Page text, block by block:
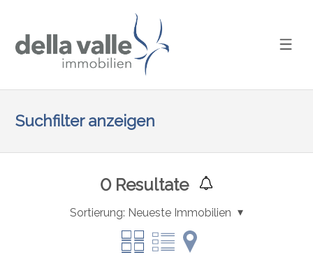
Suchfilter anzeigen
0Resultate
Sortierung: Neueste Immobilien